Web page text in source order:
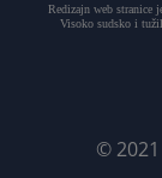
Redizajn web stranice
Visoko sudsko i
© 2021